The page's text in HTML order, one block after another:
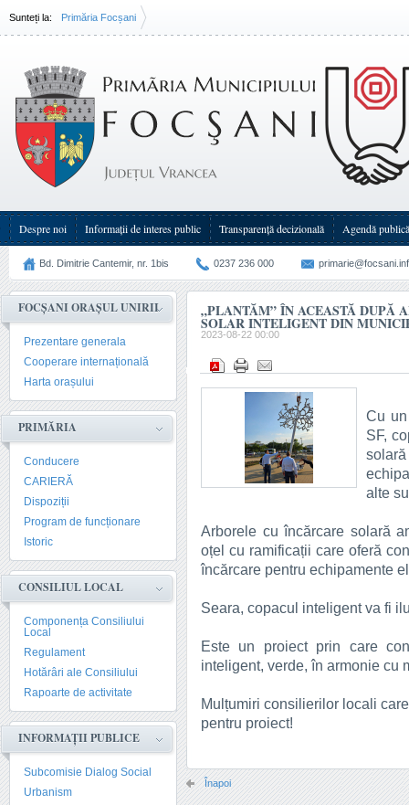
Sunteți la: Primăria Focșani
Despre noi Informații de interes public Transparenţă decizională Agendă publică
Bd. Dimitrie Cantemir, nr. 1bis 0237 236 000
FOCȘANI ORAȘUL UNIRII
Prezentare generala
Cooperare internațională
Harta orașului
PRIMĂRIA
Conducere
CARIERĂ
Dispoziții
Program de funcționare
Istoric
CONSILIUL LOCAL
Componența Consiliului
Local
Regulament
Hotărâri ale Consiliului
Rapoarte de activitate
INFORMAȚII PUBLICE
Subcomisie Dialog Social
Urbanism
„PLANTĂM” ÎN ACEASTĂ DUPĂ
SOLAR INTELIGENT DIN
2023-08-22 00:00
Cu
SF,
alte
Arborele cu încărcare solară
oțel cu ramificații care oferă
încărcare pentru echipamente
Seara, copacul inteligent va fi
Este un proiect prin care
inteligent, verde, în armonie cu
Mulțumiri consilierilor locali
pentru proiect!
Înapoi